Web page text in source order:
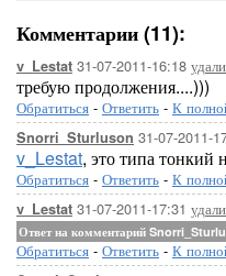
Комментарии (11):
v_Lestat 31-07-2011-16:18
требую продолжения....)))
Обратиться - Ответить - К
Snorri_Sturluson 31-07-2011-
v_Lestat, это типа тонкий
Обратиться - Ответить - К
v_Lestat 31-07-2011-17:31
Ответ на комментарий
Обратиться - Ответить - К